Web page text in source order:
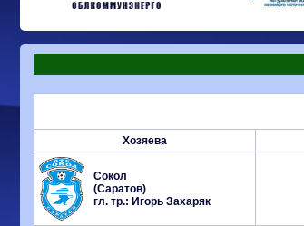
Хозяева
Сокол
(Саратов)
гл. тр.: Игорь Захаряк